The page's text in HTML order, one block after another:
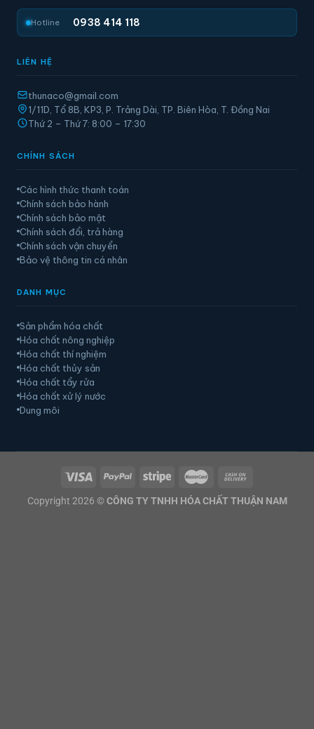
Hotline 0938 414 118
LIÊN HỆ
thunaco@gmail.com
1/11D, Tổ 8B, KP3, P. Trảng Dài, TP. Biên Hòa, T. Đồng Nai
Thứ 2 – Thứ 7: 8:00 – 17:30
CHÍNH SÁCH
Các hình thức thanh toán
Chính sách bảo hành
Chính sách bảo mật
Chính sách đổi, trả hàng
Chính sách vận chuyển
Bảo vệ thông tin cá nhân
DANH MỤC
Sản phẩm hóa chất
Hóa chất nông nghiệp
Hóa chất thí nghiệm
Hóa chất thủy sản
Hóa chất tẩy rửa
Hóa chất xử lý nước
Dung môi
Copyright 2026 © CÔNG TY TNHH HÓA CHẤT THUẬN NAM